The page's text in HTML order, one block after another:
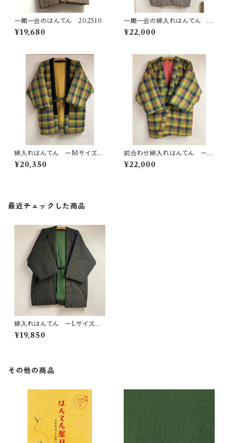
一期一会のはんてん 202510
¥19,680
一期一会の綿入れはんてん ー
Lサイズー 202301
¥22,000
綿入れはんてん ーMサイズ
ー 遠州木綿 格子
¥20,350
前合わせ綿入れはんてん ーM
サイズー 遠州格子
¥22,000
最近チェックした商品
綿入れはんてん ーLサイズ
ー 伝縞
¥19,850
その他の商品